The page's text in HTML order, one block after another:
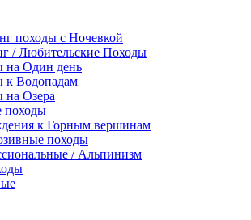
походы с Ночевкой
/ Любительские Походы
на Один день
к Водопадам
на Озера
походы
к Горным вершинам
походы
/ Альпинизм